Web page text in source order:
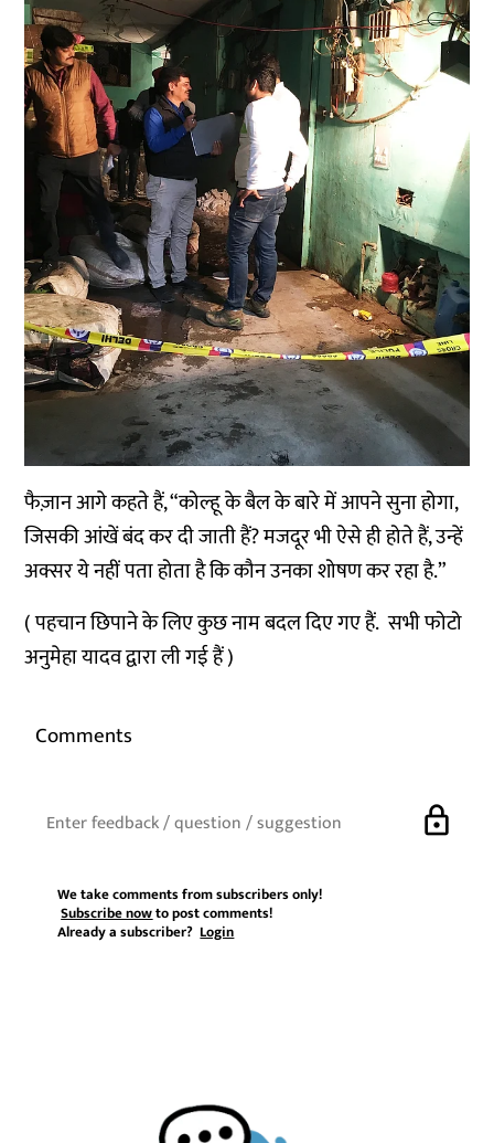
फैज़ान आगे कहते हैं, “कोल्हू के बैल के बारे में आपने सुना होगा,
जिसकी आंखें बंद कर दी जाती हैं? मजदूर भी ऐसे ही होते हैं, उन्हें
अक्सर ये नहीं पता होता है कि कौन उनका शोषण कर रहा है.”
( पहचान छिपाने के लिए कुछ नाम बदल दिए गए हैं. सभी फोटो
अनुमेहा यादव द्वारा ली गई हैं )
Comments
lock
We take comments from subscribers only!
Subscribe nowto post comments!
Already a subscriber?Login